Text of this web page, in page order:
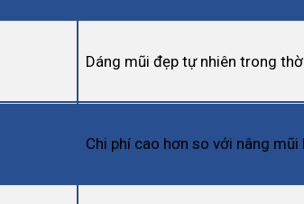
Dáng mũi đẹp tự nhiên trong
Chi phí cao hơn so với nâng mũi